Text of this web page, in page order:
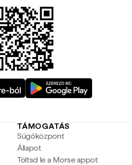
TÁMOGATÁS
Súgóközpont
Állapot
Töltsd le a Morse appot